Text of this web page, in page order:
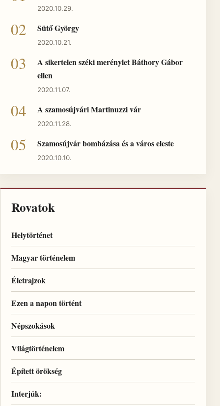
2020.10.29.
Sütő György
2020.10.21.
A sikertelen széki merénylet Báthory Gábor
ellen
2020.11.07.
A szamosújvári Martinuzzi vár
2020.11.28.
Szamosújvár bombázása és a város eleste
2020.10.10.
Rovatok
Helytörténet
Magyar történelem
Életrajzok
Ezen a napon történt
Népszokások
Világtörténelem
Épített örökség
Interjúk: